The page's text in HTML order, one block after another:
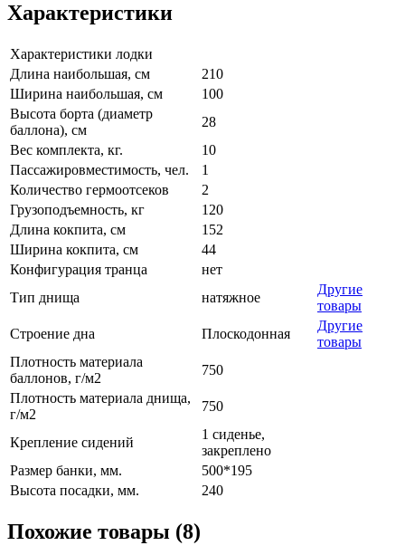
Характеристики
Характеристики лодки
Длина наибольшая, см
210
Ширина наибольшая, см
100
Высота борта (диаметр
баллона), см
28
Вес комплекта, кг.
10
Пассажировместимость, чел.
1
Количество гермоотсеков
2
Грузоподъемность, кг
120
Длина кокпита, см
152
Ширина кокпита, см
44
Конфигурация транца
нет
Тип днища
натяжное
Другие
товары
Строение дна
Плоскодонная
Другие
товары
Плотность материала
баллонов, г/м2
750
Плотность материала днища,
г/м2
750
Крепление сидений
1 сиденье,
закреплено
Размер банки, мм.
500*195
Высота посадки, мм.
240
Похожие товары (8)